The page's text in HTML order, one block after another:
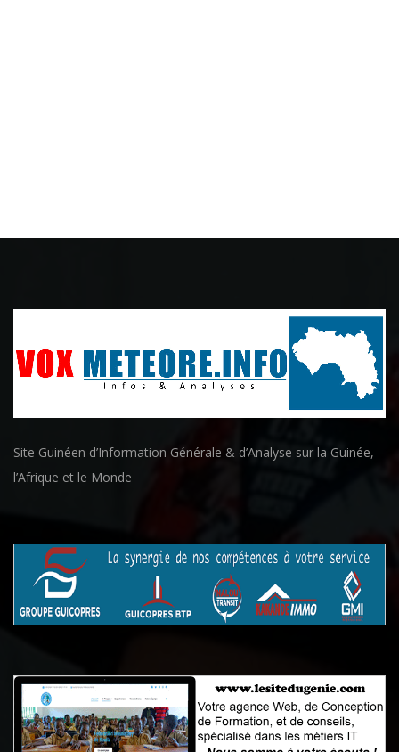
Site Guinéen d’Information Générale & d’Analyse sur la Guinée,
l’Afrique et le Monde